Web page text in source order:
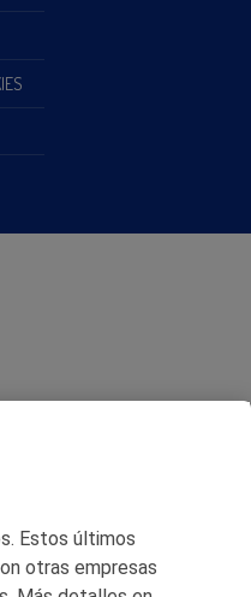
Estos últimos
otras empresas